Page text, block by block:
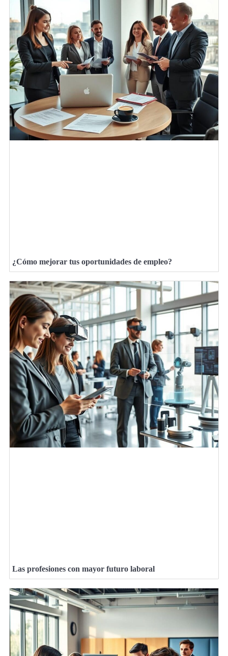
¿Cómo mejorar tus oportunidades de empleo?
Las profesiones con mayor futuro laboral